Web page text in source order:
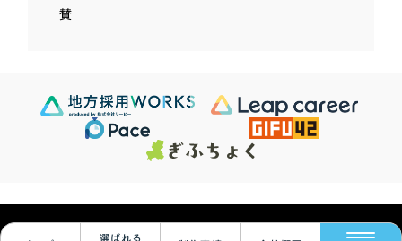
選ばれる
賛